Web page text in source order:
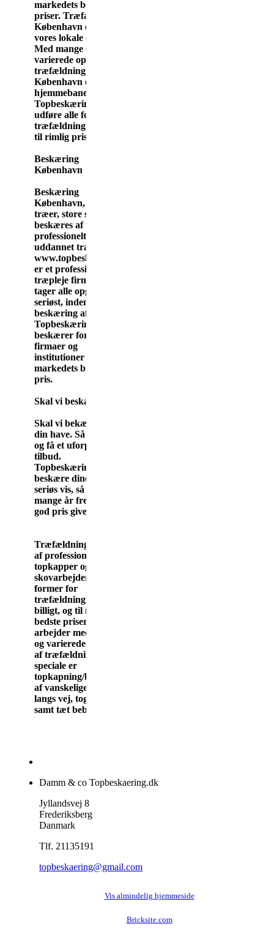
markedets bedste
priser. Træfældning i
København er et af
vores lokale områder.
Med mange og
varierede opgaver af
træfældning i
København er vi på
hjemmebane her.
Topbeskæring.dk
udføre alle former for
træfældning billigt og
til rimlig pris.
Beskæring
København
Beskæring
København, alle slags
træer, store som små
beskæres af top
professionelt team af
uddannet træfælder.
www.topbeskæring.dk
er et professionelt
træpleje firma, der
tager alle opgaver
seriøst, inden for
beskæring af træer.
Topbeskæring.dk
beskærer for private,
firmaer og
institutioner til
markedets billigste
pris.
Skal vi beskære træer
Skal vi bekære træer i
din have. Så ring til os
og få et uforpligtende
tilbud.
Topbeskæring.dk
beskære dine træer på
seriøs vis, så de holder
mange år fremefter.
god pris gives.
Træfældning udføres
af professionel team af
topkapper og
skovarbejdere. Alle
former for
træfældning udføres
billigt, og til markedets
bedste priser. Vi
arbejder med mange
og varierede opgaver
af træfældning. Vores
speciale er
topkapning/beskæring
af vanskelige træer
langs vej, togbane
samt tæt bebyggelse.
Damm & co Topbeskaering.dk
Jyllandsvej 8
Frederiksberg
Danmark
Tlf. 21135191
topbeskaering@gmail.com
Vis almindelig hjemmeside
Bricksite.com